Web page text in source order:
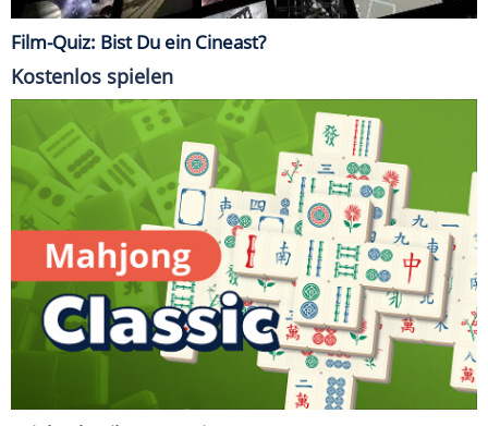
Film-Quiz: Bist Du ein Cineast?
Kostenlos spielen